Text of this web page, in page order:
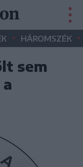
• HÁROMSZÉK •
sem